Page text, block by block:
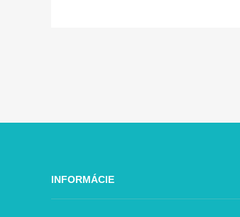
INFORMÁCIE